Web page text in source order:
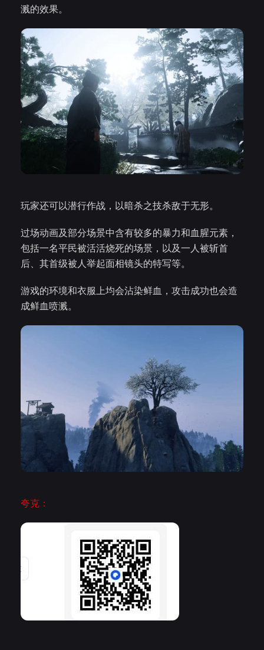
溅的效果。
玩家还可以潜行作战，以暗杀之技杀敌于无形。
过场动画及部分场景中含有较多的暴力和血腥元素，
包括一名平民被活活烧死的场景，以及一人被斩首
后、其首级被人举起面相镜头的特写等。
游戏的环境和衣服上均会沾染鲜血，攻击成功也会造
成鲜血喷溅。
夸克：